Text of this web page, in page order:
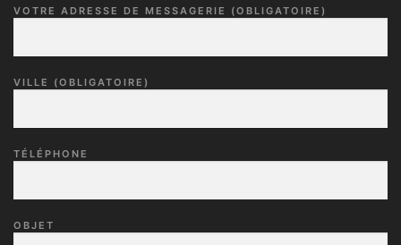
VOTRE ADRESSE DE MESSAGERIE (OBLIGATOIRE)
VILLE (OBLIGATOIRE)
TÉLÉPHONE
OBJET